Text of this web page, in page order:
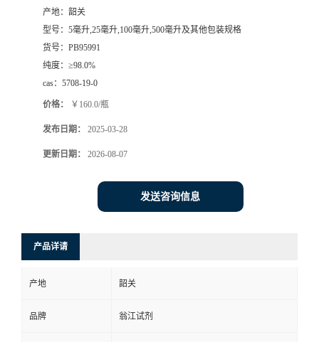
产地： 韶关
型号： 5毫升,25毫升,100毫升,500毫升及其他包装规格
货号： PB95991
纯度： ≥98.0%
cas： 5708-19-0
价格： ￥160.0/瓶
发布日期： 2025-03-28
更新日期： 2026-08-07
发送咨询信息
产品详请
产地 韶关
品牌 翁江试剂